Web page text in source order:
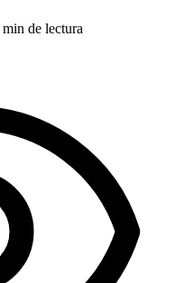
min de lectura